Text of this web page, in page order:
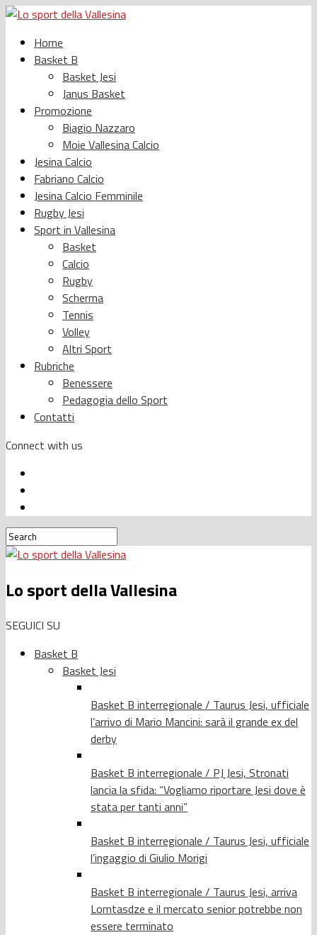
Home
Basket B
Basket Jesi
Janus Basket
Promozione
Biagio Nazzaro
Moie Vallesina Calcio
Jesina Calcio
Fabriano Calcio
Jesina Calcio Femminile
Rugby Jesi
Sport in Vallesina
Basket
Calcio
Rugby
Scherma
Tennis
Volley
Altri Sport
Rubriche
Benessere
Pedagogia dello Sport
Contatti
Connect with us
Lo sport della Vallesina
SEGUICI SU
Basket B
Basket Jesi
Basket B interregionale / Taurus Jesi, ufficiale
l’arrivo di Mario Mancini: sarà il grande ex del
derby
Basket B interregionale / PJ Jesi, Stronati
lancia la sfida: “Vogliamo riportare Jesi dove è
stata per tanti anni”
Basket B interregionale / Taurus Jesi, ufficiale
l’ingaggio di Giulio Morigi
Basket B interregionale / Taurus Jesi, arriva
Lomtasdze e il mercato senior potrebbe non
essere terminato